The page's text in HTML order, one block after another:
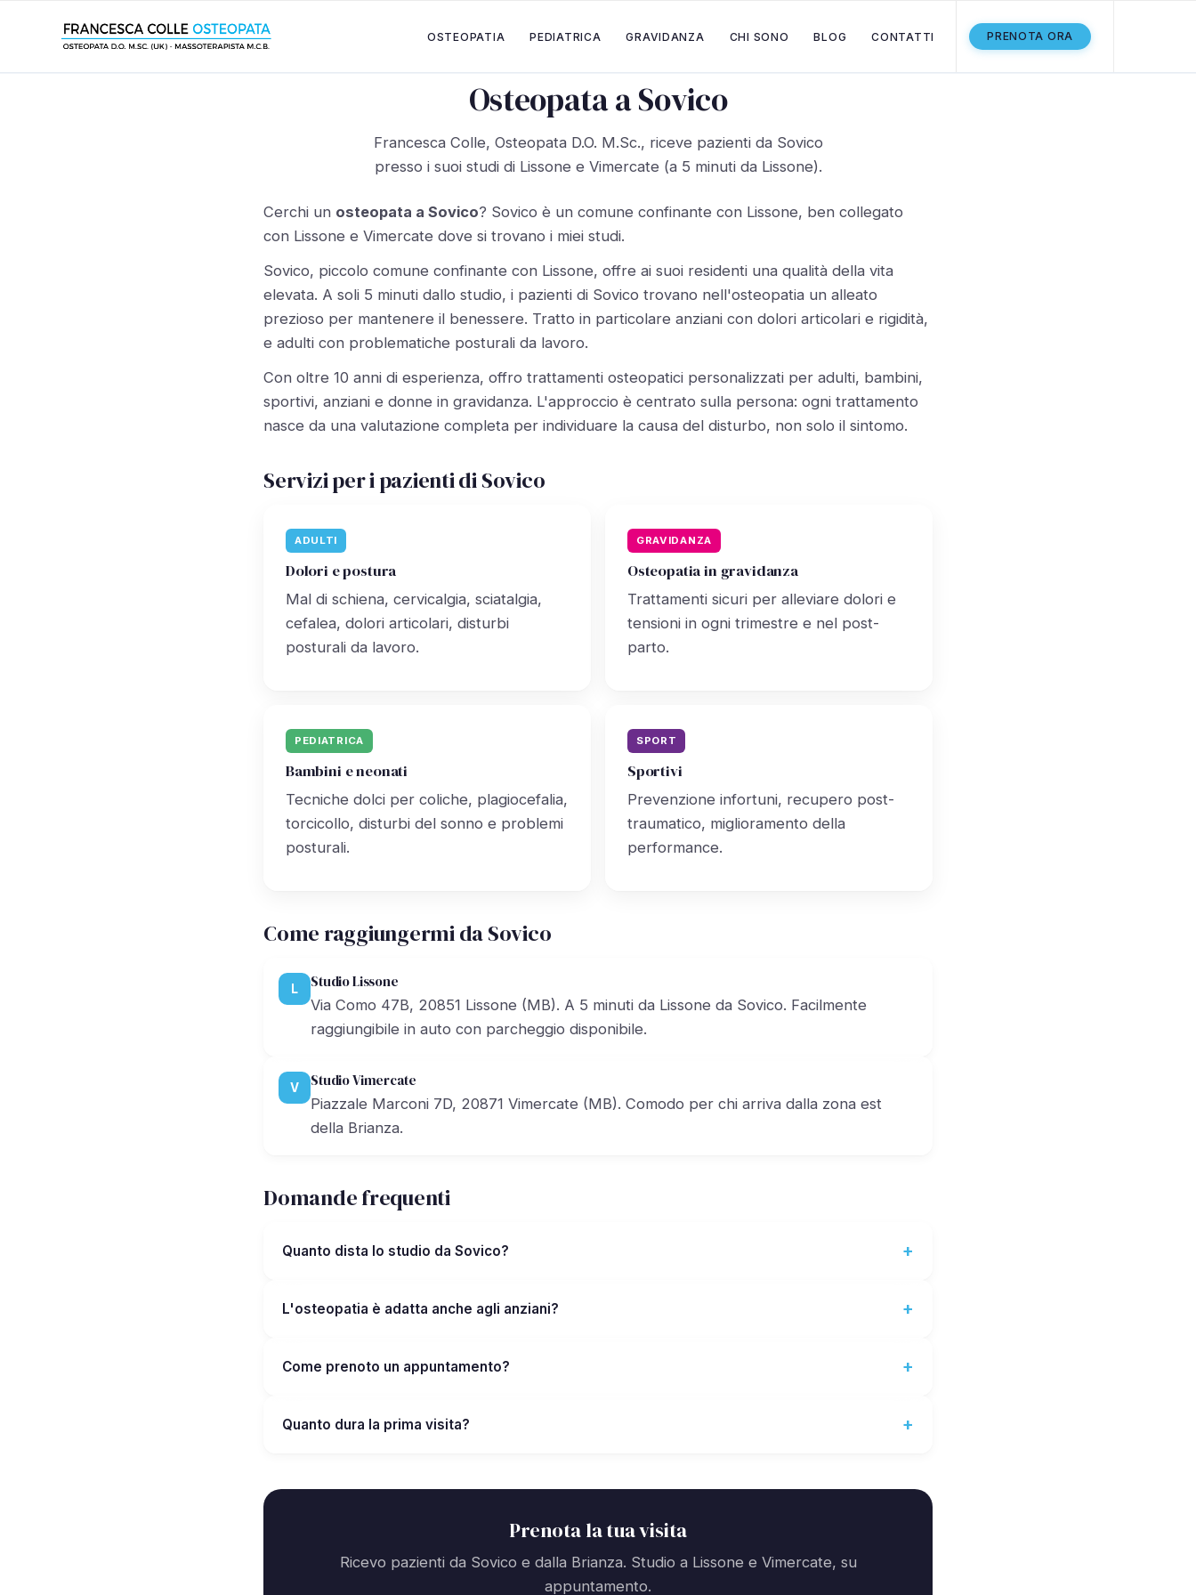
OSTEOPATIA PEDIATRICA GRAVIDANZA CHI SONO BLOG CONTATTI PRENOTA ORA
Osteopata a Sovico
Francesca Colle, Osteopata D.O. M.Sc., riceve pazienti da Sovico
presso i suoi studi di Lissone e Vimercate (a 5 minuti da Lissone).
Cerchi un osteopata a Sovico? Sovico è un comune confinante con Lissone, ben collegato
con Lissone e Vimercate dove si trovano i miei studi.
Sovico, piccolo comune confinante con Lissone, offre ai suoi residenti una qualità della vita
elevata. A soli 5 minuti dallo studio, i pazienti di Sovico trovano nell'osteopatia un alleato
prezioso per mantenere il benessere. Tratto in particolare anziani con dolori articolari e rigidità,
e adulti con problematiche posturali da lavoro.
Con oltre 10 anni di esperienza, offro trattamenti osteopatici personalizzati per adulti, bambini,
sportivi, anziani e donne in gravidanza. L'approccio è centrato sulla persona: ogni trattamento
nasce da una valutazione completa per individuare la causa del disturbo, non solo il sintomo.
Servizi per i pazienti di Sovico
ADULTI
Dolori e postura
Mal di schiena, cervicalgia, sciatalgia,
cefalea, dolori articolari, disturbi
posturali da lavoro.
GRAVIDANZA
Osteopatia in gravidanza
Trattamenti sicuri per alleviare dolori e
tensioni in ogni trimestre e nel post-
parto.
PEDIATRICA
Bambini e neonati
Tecniche dolci per coliche, plagiocefalia,
torcicollo, disturbi del sonno e problemi
posturali.
SPORT
Sportivi
Prevenzione infortuni, recupero post-
traumatico, miglioramento della
performance.
Come raggiungermi da Sovico
L Studio Lissone
Via Como 47B, 20851 Lissone (MB). A 5 minuti da Lissone da Sovico. Facilmente
raggiungibile in auto con parcheggio disponibile.
V Studio Vimercate
Piazzale Marconi 7D, 20871 Vimercate (MB). Comodo per chi arriva dalla zona est
della Brianza.
Domande frequenti
Quanto dista lo studio da Sovico?
L'osteopatia è adatta anche agli anziani?
Come prenoto un appuntamento?
Quanto dura la prima visita?
Prenota la tua visita
Ricevo pazienti da Sovico e dalla Brianza. Studio a Lissone e Vimercate, su
appuntamento.